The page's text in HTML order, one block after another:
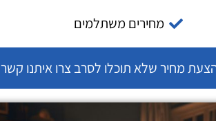
מחירים משתלמים
מחיר שלא תוכלו לסרב צרו איתנו קשר